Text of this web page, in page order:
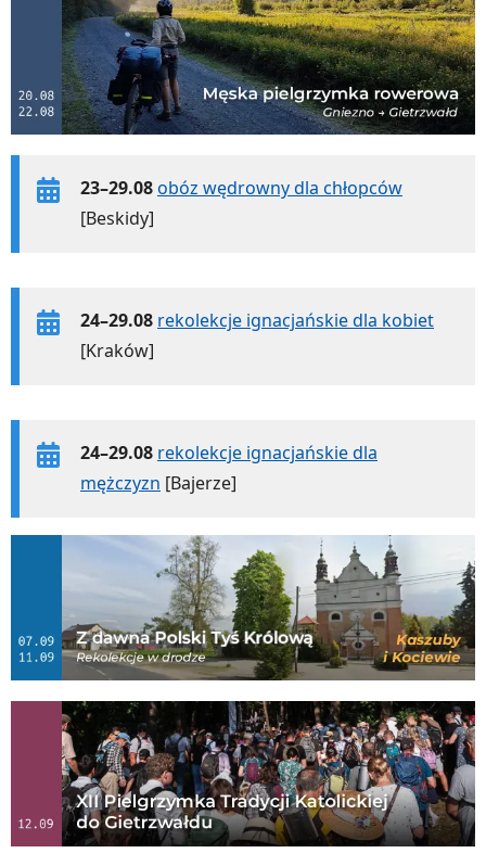
23–29.08obóz wędrowny dla chłopców
[Beskidy]
24–29.08 rekolekcje ignacjańskie dla kobiet
[Kraków]
24–29.08 rekolekcje ignacjańskie dla
mężczyzn [Bajerze]